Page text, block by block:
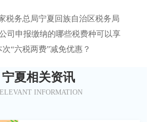
税务总局宁夏回族自治区税务局
司申报缴纳的哪些税费种可以享
次“六税两费”减免优惠？
宁夏相关资讯
INFORMATION